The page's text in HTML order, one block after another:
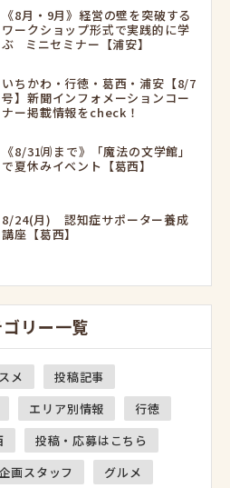
《8月・9月》経営の壁を突破する
ワークショップ形式で実践的に学
ぶ ミニセミナー【浦安】
いちかわ・行徳・葛西・浦安【8/7
号】新聞インフォメーションコー
ナー掲載情報をcheck！
《8/31㈪まで》「魔法の文学館」
で夏休みイベント【葛西】
8/24(月) 認知症サポーター養成
講座【葛西】
リー一覧
メ
投稿記事
エリア別情報
行徳
投稿・応募はこちら
画スタッフ
グルメ